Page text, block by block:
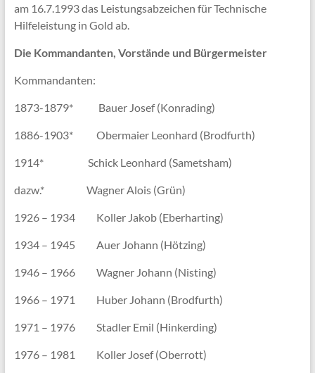
am 16.7.1993 das Leistungsabzeichen für Technische
Hilfeleistung in Gold ab.
Die Kommandanten, Vorstände und Bürgermeister
Kommandanten:
1873-1879* Bauer Josef (Konrading)
1886-1903* Obermaier Leonhard (Brodfurth)
1914* Schick Leonhard (Sametsham)
dazw.* Wagner Alois (Grün)
1926 – 1934 Koller Jakob (Eberharting)
1934 – 1945 Auer Johann (Hötzing)
1946 – 1966 Wagner Johann (Nisting)
1966 – 1971 Huber Johann (Brodfurth)
1971 – 1976 Stadler Emil (Hinkerding)
1976 – 1981 Koller Josef (Oberrott)